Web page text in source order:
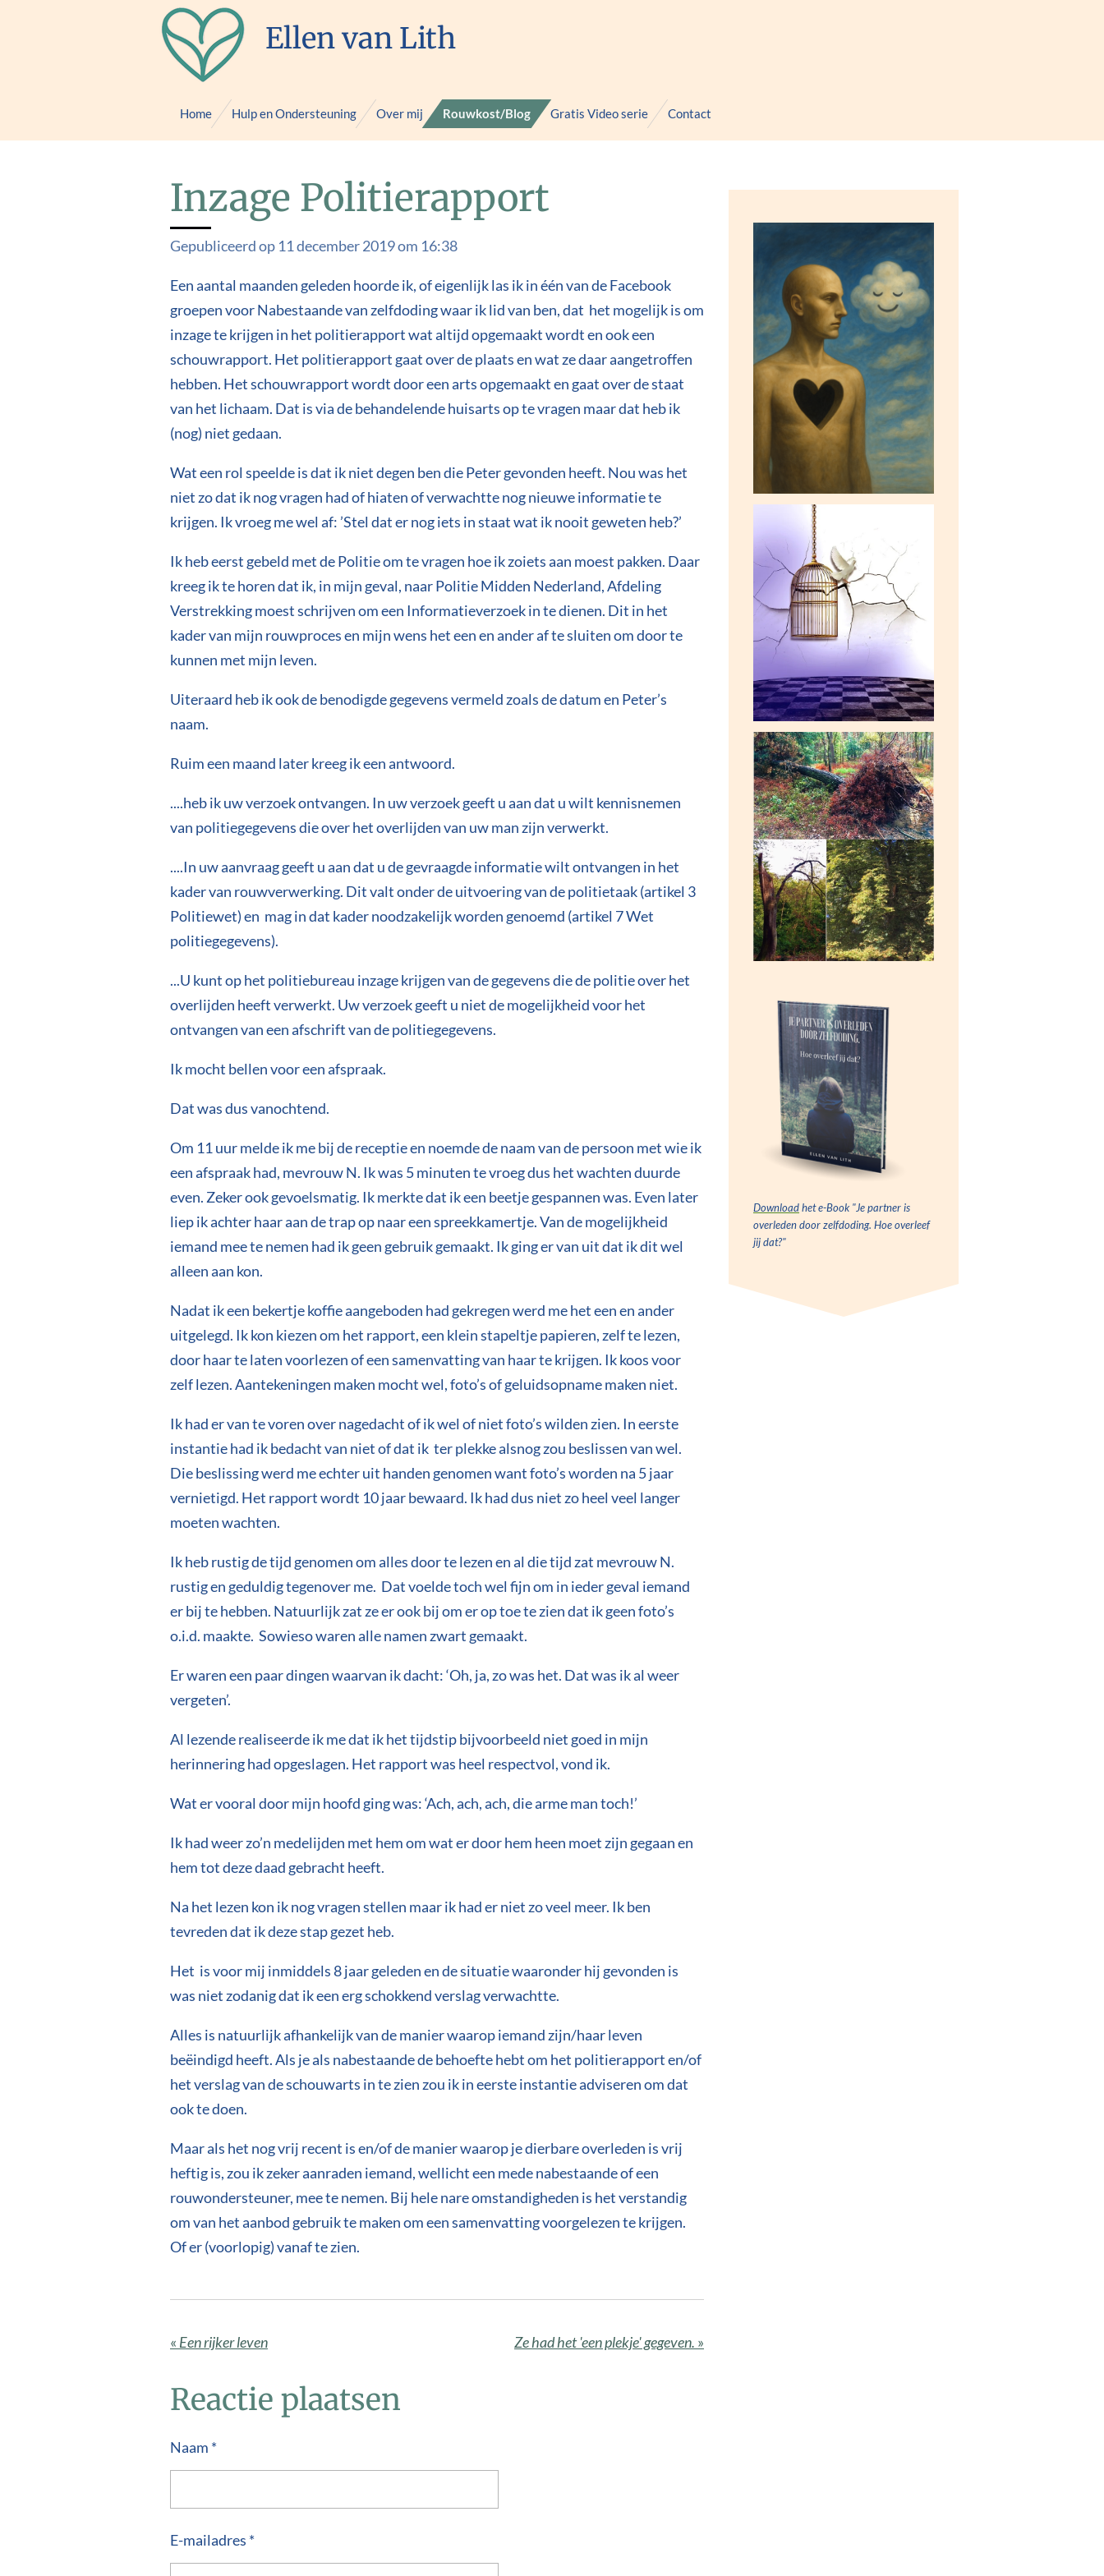
Ellen van Lith
Home Hulp en Ondersteuning Over mij Rouwkost/Blog Gratis Video serie Contact
Inzage Politierapport
Gepubliceerd op 11 december 2019 om 16:38
Een aantal maanden geleden hoorde ik, of eigenlijk las ik in één van de Facebook
groepen voor Nabestaande van zelfdoding waar ik lid van ben, dat het mogelijk is om
inzage te krijgen in het politierapport wat altijd opgemaakt wordt en ook een
schouwrapport. Het politierapport gaat over de plaats en wat ze daar aangetroffen
hebben. Het schouwrapport wordt door een arts opgemaakt en gaat over de staat
van het lichaam. Dat is via de behandelende huisarts op te vragen maar dat heb ik
(nog) niet gedaan.
Wat een rol speelde is dat ik niet degen ben die Peter gevonden heeft. Nou was het
niet zo dat ik nog vragen had of hiaten of verwachtte nog nieuwe informatie te
krijgen. Ik vroeg me wel af: ’Stel dat er nog iets in staat wat ik nooit geweten heb?’
Ik heb eerst gebeld met de Politie om te vragen hoe ik zoiets aan moest pakken. Daar
kreeg ik te horen dat ik, in mijn geval, naar Politie Midden Nederland, Afdeling
Verstrekking moest schrijven om een Informatieverzoek in te dienen. Dit in het
kader van mijn rouwproces en mijn wens het een en ander af te sluiten om door te
kunnen met mijn leven.
Uiteraard heb ik ook de benodigde gegevens vermeld zoals de datum en Peter’s
naam.
Ruim een maand later kreeg ik een antwoord.
....heb ik uw verzoek ontvangen. In uw verzoek geeft u aan dat u wilt kennisnemen
van politiegegevens die over het overlijden van uw man zijn verwerkt.
....In uw aanvraag geeft u aan dat u de gevraagde informatie wilt ontvangen in het
kader van rouwverwerking. Dit valt onder de uitvoering van de politietaak (artikel 3
Politiewet) en mag in dat kader noodzakelijk worden genoemd (artikel 7 Wet
politiegegevens).
...U kunt op het politiebureau inzage krijgen van de gegevens die de politie over het
overlijden heeft verwerkt. Uw verzoek geeft u niet de mogelijkheid voor het
ontvangen van een afschrift van de politiegegevens.
Ik mocht bellen voor een afspraak.
Dat was dus vanochtend.
Om 11 uur melde ik me bij de receptie en noemde de naam van de persoon met wie ik
een afspraak had, mevrouw N. Ik was 5 minuten te vroeg dus het wachten duurde
even. Zeker ook gevoelsmatig. Ik merkte dat ik een beetje gespannen was. Even later
liep ik achter haar aan de trap op naar een spreekkamertje. Van de mogelijkheid
iemand mee te nemen had ik geen gebruik gemaakt. Ik ging er van uit dat ik dit wel
alleen aan kon.
Nadat ik een bekertje koffie aangeboden had gekregen werd me het een en ander
uitgelegd. Ik kon kiezen om het rapport, een klein stapeltje papieren, zelf te lezen,
door haar te laten voorlezen of een samenvatting van haar te krijgen. Ik koos voor
zelf lezen. Aantekeningen maken mocht wel, foto’s of geluidsopname maken niet.
Ik had er van te voren over nagedacht of ik wel of niet foto’s wilden zien. In eerste
instantie had ik bedacht van niet of dat ik ter plekke alsnog zou beslissen van wel.
Die beslissing werd me echter uit handen genomen want foto’s worden na 5 jaar
vernietigd. Het rapport wordt 10 jaar bewaard. Ik had dus niet zo heel veel langer
moeten wachten.
Ik heb rustig de tijd genomen om alles door te lezen en al die tijd zat mevrouw N.
rustig en geduldig tegenover me. Dat voelde toch wel fijn om in ieder geval iemand
er bij te hebben. Natuurlijk zat ze er ook bij om er op toe te zien dat ik geen foto’s
o.i.d. maakte. Sowieso waren alle namen zwart gemaakt.
Er waren een paar dingen waarvan ik dacht: ‘Oh, ja, zo was het. Dat was ik al weer
vergeten’.
Al lezende realiseerde ik me dat ik het tijdstip bijvoorbeeld niet goed in mijn
herinnering had opgeslagen. Het rapport was heel respectvol, vond ik.
Wat er vooral door mijn hoofd ging was: ‘Ach, ach, ach, die arme man toch!’
Ik had weer zo’n medelijden met hem om wat er door hem heen moet zijn gegaan en
hem tot deze daad gebracht heeft.
Na het lezen kon ik nog vragen stellen maar ik had er niet zo veel meer. Ik ben
tevreden dat ik deze stap gezet heb.
Het is voor mij inmiddels 8 jaar geleden en de situatie waaronder hij gevonden is
was niet zodanig dat ik een erg schokkend verslag verwachtte.
Alles is natuurlijk afhankelijk van de manier waarop iemand zijn/haar leven
beëindigd heeft. Als je als nabestaande de behoefte hebt om het politierapport en/of
het verslag van de schouwarts in te zien zou ik in eerste instantie adviseren om dat
ook te doen.
Maar als het nog vrij recent is en/of de manier waarop je dierbare overleden is vrij
heftig is, zou ik zeker aanraden iemand, wellicht een mede nabestaande of een
rouwondersteuner, mee te nemen. Bij hele nare omstandigheden is het verstandig
om van het aanbod gebruik te maken om een samenvatting voorgelezen te krijgen.
Of er (voorlopig) vanaf te zien.
« Een rijker leven Ze had het 'een plekje' gegeven. »
Reactie plaatsen
Naam *
E-mailadres *
Downloadhet e-Book "Je partner is
overleden door zelfdoding. Hoe overleef
jij dat?"